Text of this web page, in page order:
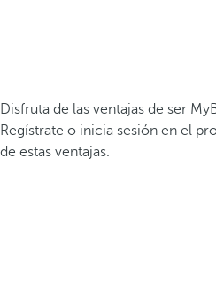
Disfruta de las ventajas de ser
Regístrate o inicia sesión en el
de estas ventajas.